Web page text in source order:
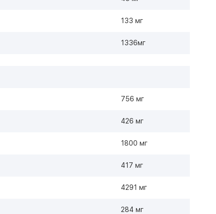
133 мг
1336мг
756 мг
426 мг
1800 мг
417 мг
4291 мг
284 мг